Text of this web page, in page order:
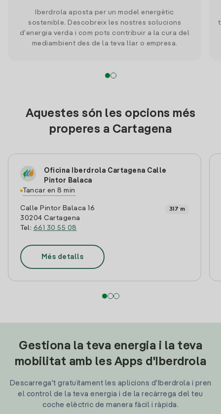
Iberdrola aposta per un model energètic
sostenible. Descobreix les nostres solucions
d'energia verda i com pots contribuir a la cura del
mediambient des de la teva llar o empresa.
Aquestes són les opcions més
properes a Cartagena
Oficina Iberdrola Cartagena Calle
Pintor Balaca
Tancar en 8 min
Calle Pintor Balaca 16
30204 Cartagena
Tel: 661 30 55 08
317 m
Més detalls
Gestiona la teva energia i la teva
mobilitat amb les Apps d'Iberdrola
Descarrega't gratuïtament les aplicions d'Iberdrola i pren
el control de la teva energia i de la recàrrega del teu
coche elèctric de manera fàcil i ràpida.